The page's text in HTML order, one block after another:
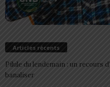
Articles récents
Pilule du lendemain : un recours
banaliser